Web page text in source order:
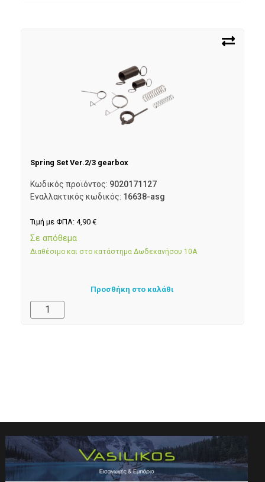
Spring Set Ver.2/3 gearbox
Κωδικός προϊόντος: 9020171127
Εναλλακτικός κωδικός: 16638-asg
Τιμή με ΦΠΑ: 4,90 €
Σε απόθεμα
Διαθέσιμο και στο κατάστημα Δωδεκανήσου 10Α
Προσθήκη στο καλάθι